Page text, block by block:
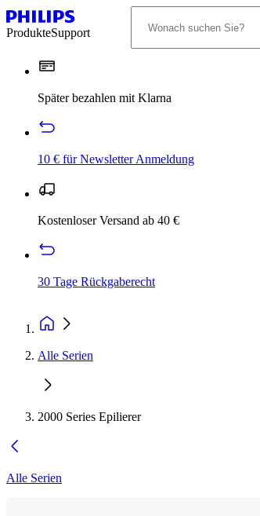
ProdukteSupport
Später bezahlen mit Klarna
10 € für Newsletter Anmeldung
Kostenloser Versand ab 40 €
30 Tage Rückgaberecht
Alle Serien
2000 Series Epilierer
Alle Serien